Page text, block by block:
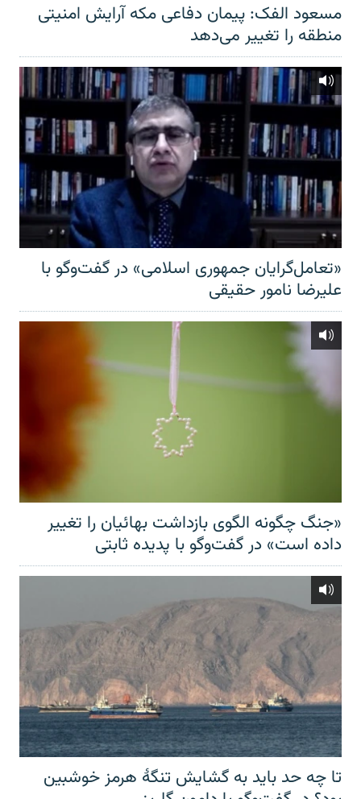
مسعود الفک: پیمان دفاعی مکه آرایش امنیتی
منطقه را تغییر می‌دهد
«تعامل‌گرایان جمهوری اسلامی» در گفت‌وگو با
علیرضا نامور حقیقی
«جنگ چگونه الگوی بازداشت بهائیان را تغییر
داده است» در گفت‌وگو با پدیده ثابتی
تا چه حد باید به گشایش تنگهٔ هرمز خوشبین